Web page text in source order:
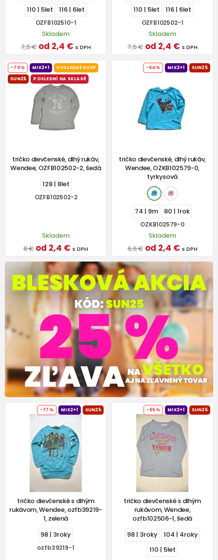
110 | 5let
116 | 6let
OZFB102510-1
Skladem
7,5 € od 2,4 € s DPH
110 | 5let
116 | 6let
OZFB102502-1
Skladem
7,5 € od 2,4 € s DPH
-70% MIX2+1
POSLEDNÉ KUSY
SUN25
POSLEDNÍ NA SKLADĚ
tričko dievčenské, dlhý rukáv,
Wendee, OZFB102502-2, šedá
128 | 8let
OZFB102502-2
Skladem
8 € od 2,4 € s DPH
-64% MIX2+1 SUN25
tričko dievčenské, dlhý rukáv,
Wendee, OZKB102579-0,
tyrkysová
74 | 9m 80 | 1rok
OZKB102579-0
Skladem
6,6 € od 2,4 € s DPH
-77% MIX2+1 SUN25
tričko dievčenské s dlhým
rukávom, Wendee, ozfb39219-
1, zelená
98 | 3roky
ozfb39219-1
-55% MIX2+1 SUN25
tričko dievčenské s dlhým
rukávom, Wendee,
ozfb102506-1, šedá
98 | 3roky
104 | 4roky
110 | 5let